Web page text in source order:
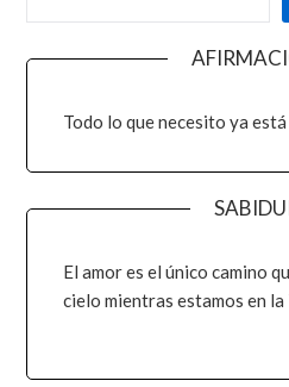
Todo lo que necesito ya
El amor es el único camino
cielo mientras estamos en